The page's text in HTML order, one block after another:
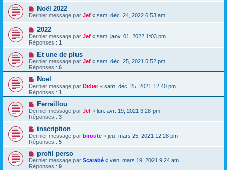
Noël 2022
Dernier message par Jef « sam. déc. 24, 2022 6:53 am
2022
Dernier message par Jef « sam. janv. 01, 2022 1:03 pm
Réponses : 1
Et une de plus
Dernier message par Jef « sam. déc. 25, 2021 5:52 pm
Réponses : 6
Noel
Dernier message par Didier« sam. déc. 25, 2021 12:40 pm
Réponses : 1
Ferraillou
Dernier message par Jef « lun. avr. 19, 2021 3:28 pm
Réponses : 3
inscription
Dernier message par biroute « jeu. mars 25, 2021 12:28 pm
Réponses : 5
profil perso
Dernier message par Scarabé « ven. mars 19, 2021 9:24 am
Réponses : 9